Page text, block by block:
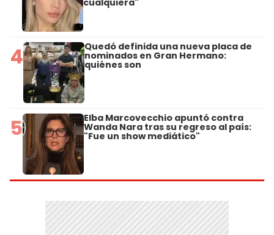
4 Quedó definida una nueva placa de
nominados en Gran Hermano:
quiénes son
5 Elba Marcovecchio apuntó contra
Wanda Nara tras su regreso al país:
"Fue un show mediático"